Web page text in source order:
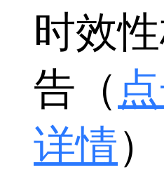
时效
告（
详情）